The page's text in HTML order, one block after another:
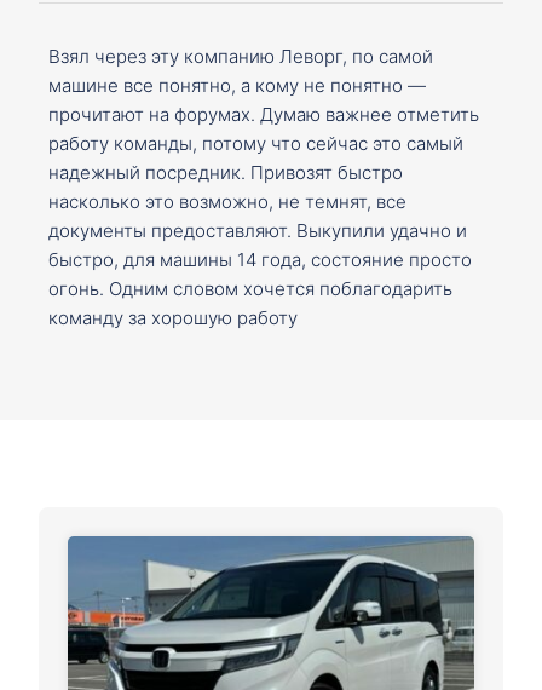
Взял через эту компанию Леворг, по самой
машине все понятно, а кому не понятно —
прочитают на форумах. Думаю важнее отметить
работу команды, потому что сейчас это самый
надежный посредник. Привозят быстро
насколько это возможно, не темнят, все
документы предоставляют. Выкупили удачно и
быстро, для машины 14 года, состояние просто
огонь. Одним словом хочется поблагодарить
команду за хорошую работу